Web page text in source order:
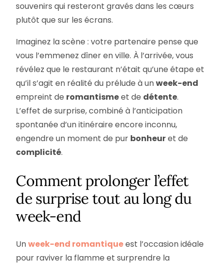
souvenirs qui resteront gravés dans les cœurs
plutôt que sur les écrans.
Imaginez la scène : votre partenaire pense que
vous l’emmenez dîner en ville. À l’arrivée, vous
révélez que le restaurant n’était qu’une étape et
qu’il s’agit en réalité du prélude à unweek-end
empreint de romantismeet de détente.
L’effet de surprise, combiné à l’anticipation
spontanée d’un itinéraire encore inconnu,
engendre un moment de pur bonheuret de
complicité.
Comment prolonger l’effet
de surprise tout au long du
week-end
Unweek-end romantiqueest l’occasion idéale
pour raviver la flamme et surprendre la